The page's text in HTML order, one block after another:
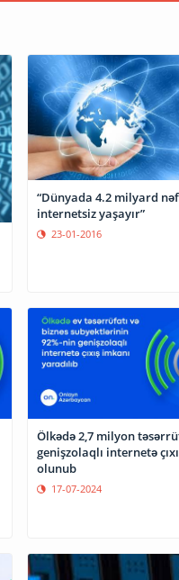
“Dünyada 4.2 milyard nəfər
internetsiz yaşayır”
23-01-2016
Ölkədə 2,7 milyon
genişzolaqlı internetə
olunub
17-07-2024